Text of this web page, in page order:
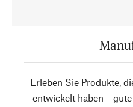
Erleben Sie Produkte,
entwickelt haben –